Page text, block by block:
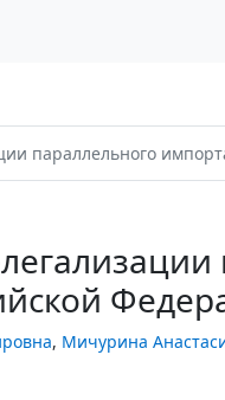
импорта в Российской
, Мичурина